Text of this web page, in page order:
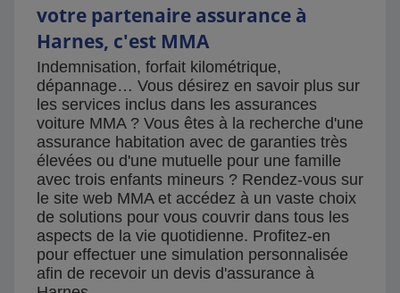
votre partenaire assurance à
Harnes, c'est MMA
Indemnisation, forfait kilométrique,
dépannage… Vous désirez en savoir plus sur
les services inclus dans les assurances
voiture MMA ? Vous êtes à la recherche d'une
assurance habitation avec de garanties très
élevées ou d'une mutuelle pour une famille
avec trois enfants mineurs ? Rendez-vous sur
le site web MMA et accédez à un vaste choix
de solutions pour vous couvrir dans tous les
aspects de la vie quotidienne. Profitez-en
pour effectuer une simulation personnalisée
afin de recevoir un devis d'assurance à